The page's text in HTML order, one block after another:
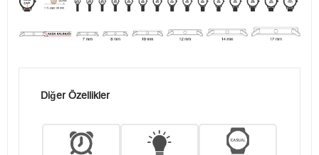
Diğer Özellikler